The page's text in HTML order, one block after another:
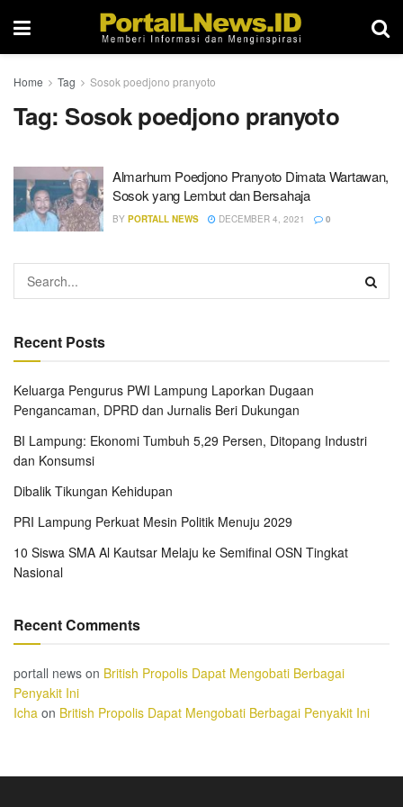
Home Tag Sosok poedjono pranyoto
Tag: Sosok poedjono pranyoto
Almarhum Poedjono Pranyoto Dimata Wartawan,
Sosok yang Lembut dan Bersahaja
BY PORTALL NEWS DECEMBER 4, 2021 0
Recent Posts
Keluarga Pengurus PWI Lampung Laporkan Dugaan
Pengancaman, DPRD dan Jurnalis Beri Dukungan
BI Lampung: Ekonomi Tumbuh 5,29 Persen, Ditopang Industri
dan Konsumsi
Dibalik Tikungan Kehidupan
PRI Lampung Perkuat Mesin Politik Menuju 2029
10 Siswa SMA Al Kautsar Melaju ke Semifinal OSN Tingkat
Nasional
Recent Comments
portall news on British Propolis Dapat Mengobati Berbagai
Penyakit Ini
Icha on British Propolis Dapat Mengobati Berbagai Penyakit Ini